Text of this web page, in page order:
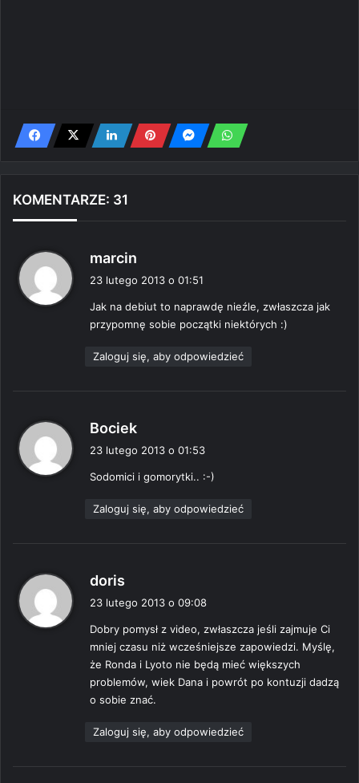
KOMENTARZE: 31
marcin
z
e
23 lutego 2013 o 01:51
Jak na debiut to naprawdę nieźle, zwłaszcza jak
przypomnę sobie początki niektórych :)
Zaloguj się, aby odpowiedzieć
Bociek
z
:
23 lutego 2013 o 01:53
Sodomici i gomorytki.. :-)
Zaloguj się, aby odpowiedzieć
doris
z
e
:
23 lutego 2013 o 09:08
Dobry pomysł z video, zwłaszcza jeśli zajmuje Ci
mniej czasu niż wcześniejsze zapowiedzi. Myślę,
że Ronda i Lyoto nie będą mieć większych
problemów, wiek Dana i powrót po kontuzji dadzą
o sobie znać.
Zaloguj się, aby odpowiedzieć